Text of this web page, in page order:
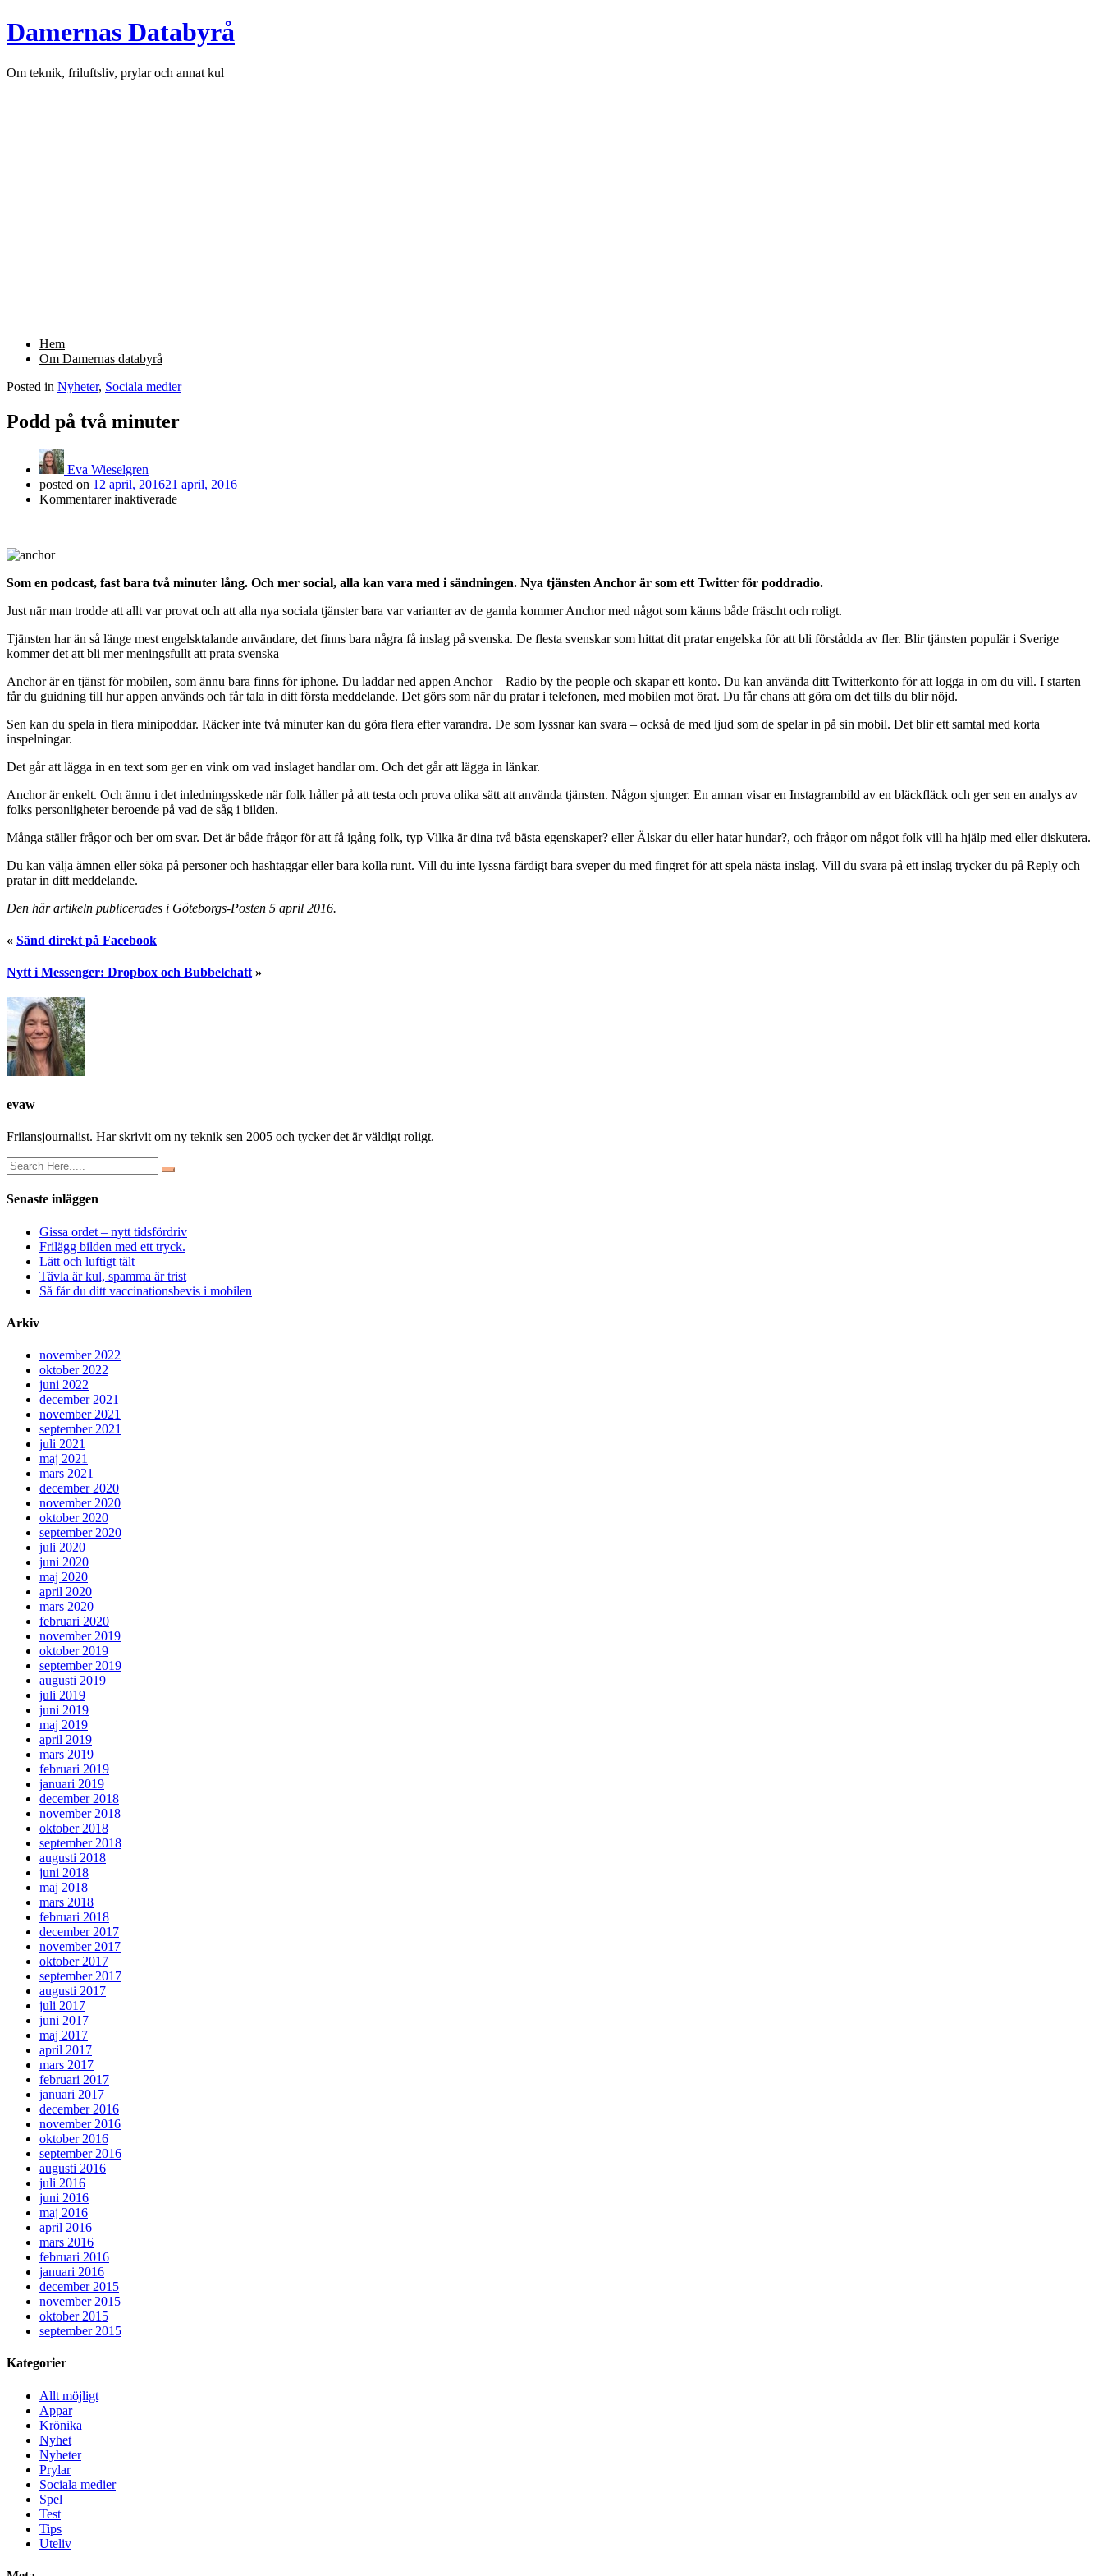
Skip
to
Damernas Databyrå
Om teknik, friluftsliv, prylar och annat kul
Hem
Om Damernas databyrå
Posted in Nyheter, Sociala medier
Podd på två minuter
Eva Wieselgren
posted on 12 april, 201621 april, 2016
Kommentarer inaktiveradeför
Som en podcast, fast bara två minuter lång. Och mer social, alla kan vara med i sändningen. Nya tjänsten Anchor är som ett Twitter för poddradio.
Just när man trodde att allt var provat och att alla nya sociala tjänster bara var varianter av de gamla kommer Anchor med något som känns både fräscht och roligt.
Tjänsten har än så länge mest engelsktalande användare, det finns bara några få inslag på svenska. De flesta svenskar som hittat dit pratar engelska för att bli förstådda av fler. Blir tjänsten populär i Sverige
kommer det att bli mer meningsfullt att prata svenska
Anchor är en tjänst för mobilen, som ännu bara finns för iphone. Du laddar ned appen Anchor – Radio by the people och skapar ett konto. Du kan använda ditt Twitterkonto för att logga in om du vill. I starten
får du guidning till hur appen används och får tala in ditt första meddelande. Det görs som när du pratar i telefonen, med mobilen mot örat. Du får chans att göra om det tills du blir nöjd.
Sen kan du spela in flera minipoddar. Räcker inte två minuter kan du göra flera efter varandra. De som lyssnar kan svara – också de med ljud som de spelar in på sin mobil. Det blir ett samtal med korta
inspelningar.
Det går att lägga in en text som ger en vink om vad inslaget handlar om. Och det går att lägga in länkar.
Anchor är enkelt. Och ännu i det inledningsskede när folk håller på att testa och prova olika sätt att använda tjänsten. Någon sjunger. En annan visar en Instagrambild av en bläckfläck och ger sen en analys av
folks personligheter beroende på vad de såg i bilden.
Många ställer frågor och ber om svar. Det är både frågor för att få igång folk, typ Vilka är dina två bästa egenskaper? eller Älskar du eller hatar hundar?, och frågor om något folk vill ha hjälp med eller diskutera.
Du kan välja ämnen eller söka på personer och hashtaggar eller bara kolla runt. Vill du inte lyssna färdigt bara sveper du med fingret för att spela nästa inslag. Vill du svara på ett inslag trycker du på Reply och
pratar in ditt meddelande.
Den här artikeln publicerades i Göteborgs-Posten 5 april 2016.
« Sänd direkt på Facebook
Nytt i Messenger: Dropbox och Bubbelchatt »
evaw
Frilansjournalist. Har skrivit om ny teknik sen 2005 och tycker det är väldigt roligt.
Senaste inläggen
Gissa ordet – nytt tidsfördriv
Frilägg bilden med ett tryck.
Lätt och luftigt tält
Tävla är kul, spamma är trist
Så får du ditt vaccinationsbevis i mobilen
Arkiv
november 2022
oktober 2022
juni 2022
december 2021
november 2021
september 2021
juli 2021
maj 2021
mars 2021
december 2020
november 2020
oktober 2020
september 2020
juli 2020
juni 2020
maj 2020
april 2020
mars 2020
februari 2020
november 2019
oktober 2019
september 2019
augusti 2019
juli 2019
juni 2019
maj 2019
april 2019
mars 2019
februari 2019
januari 2019
december 2018
november 2018
oktober 2018
september 2018
augusti 2018
juni 2018
maj 2018
mars 2018
februari 2018
december 2017
november 2017
oktober 2017
september 2017
augusti 2017
juli 2017
juni 2017
maj 2017
april 2017
mars 2017
februari 2017
januari 2017
december 2016
november 2016
oktober 2016
september 2016
augusti 2016
juli 2016
juni 2016
maj 2016
april 2016
mars 2016
februari 2016
januari 2016
december 2015
november 2015
oktober 2015
september 2015
Kategorier
Allt möjligt
Appar
Krönika
Nyhet
Nyheter
Prylar
Sociala medier
Spel
Test
Tips
Uteliv